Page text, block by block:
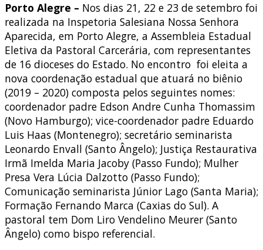
Porto Alegre – Nos dias 21, 22 e 23 de setembro foi
realizada na Inspetoria Salesiana Nossa Senhora
Aparecida, em Porto Alegre, a Assembleia Estadual
Eletiva da Pastoral Carcerária, com representantes
de 16 dioceses do Estado. No encontro foi eleita a
nova coordenação estadual que atuará no biênio
(2019 – 2020) composta pelos seguintes nomes:
coordenador padre Edson Andre Cunha Thomassim
(Novo Hamburgo); vice-coordenador padre Eduardo
Luis Haas (Montenegro); secretário seminarista
Leonardo Envall (Santo Ângelo); Justiça Restaurativa
Irmã Imelda Maria Jacoby (Passo Fundo); Mulher
Presa Vera Lúcia Dalzotto (Passo Fundo);
Comunicação seminarista Júnior Lago (Santa Maria);
Formação Fernando Marca (Caxias do Sul). A
pastoral tem Dom Liro Vendelino Meurer (Santo
Ângelo) como bispo referencial.